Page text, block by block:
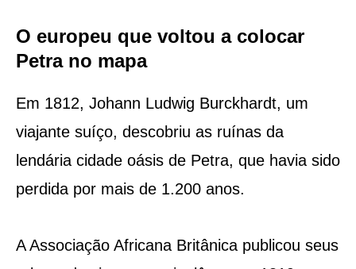
O europeu que voltou a colocar
Petra no mapa
Em 1812, Johann Ludwig Burckhardt, um
viajante suíço, descobriu as ruínas da
lendária cidade oásis de Petra, que havia sido
perdida por mais de 1.200 anos.
A Associação Africana Britânica publicou seus